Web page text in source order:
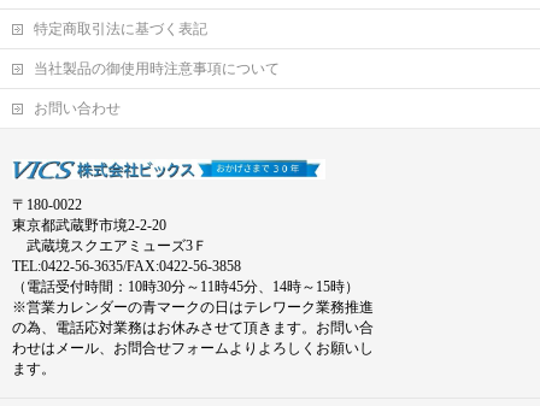
特定商取引法に基づく表記
当社製品の御使用時注意事項について
お問い合わせ
〒180-0022
東京都武蔵野市境2-2-20
武蔵境スクエアミューズ3Ｆ
TEL:0422-56-3635/FAX:0422-56-3858
（電話受付時間：10時30分～11時45分、14時～15時）
※営業カレンダーの青マークの日はテレワーク業務推進
の為、電話応対業務はお休みさせて頂きます。お問い合
わせはメール、お問合せフォームよりよろしくお願いし
ます。